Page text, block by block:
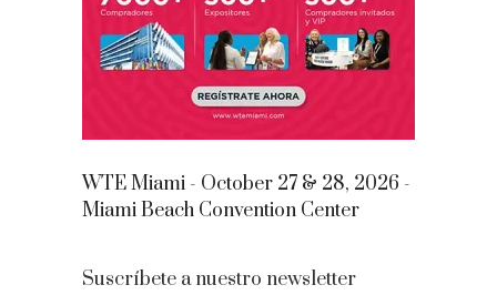
WTE Miami - October 27 & 28, 2026 -
Miami Beach Convention Center
Suscríbete a nuestro newsletter